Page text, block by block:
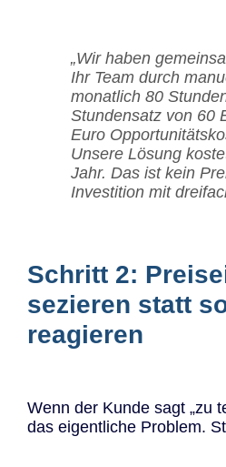
„Wir haben
Ihr Team durch
monatlich 80
Stundensatz von 60
Euro
Unsere Lösung
Jahr. Das ist kein
Investition mit
Schritt 2:
sezieren statt
reagieren
Wenn der Kunde sagt „zu
das eigentliche Problem.